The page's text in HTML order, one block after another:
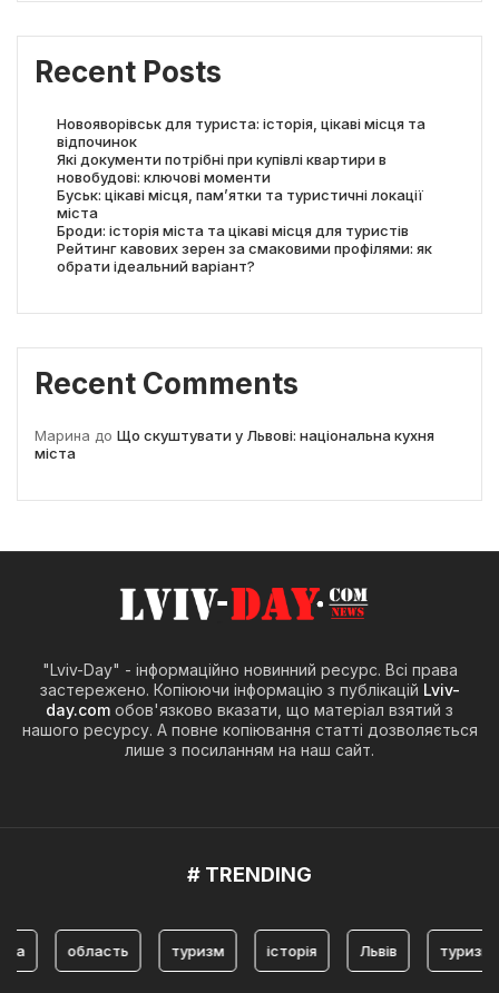
Recent Posts
Новояворівськ для туриста: історія, цікаві місця та
відпочинок
Які документи потрібні при купівлі квартири в
новобудові: ключові моменти
Буськ: цікаві місця, пам’ятки та туристичні локації
міста
Броди: історія міста та цікаві місця для туристів
Рейтинг кавових зерен за смаковими профілями: як
обрати ідеальний варіант?
Recent Comments
Марина до Що скуштувати у Львові: національна кухня
міста
"Lviv-Day" - інформаційно новинний ресурс. Всі права
застережено. Копіюючи інформацію з публікацій Lviv-
day.com обов'язково вказати, що матеріал взятий з
нашого ресурсу. А повне копіювання статті дозволяється
лише з посиланням на наш сайт.
# TRENDING
область туризм історія Львів туризм